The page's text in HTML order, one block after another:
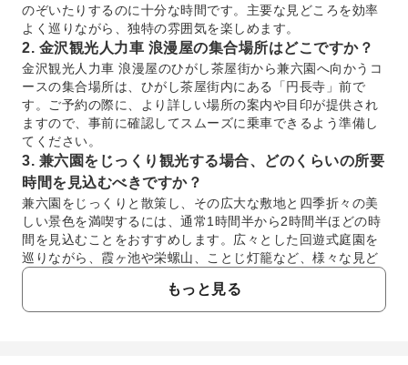
のぞいたりするのに十分な時間です。主要な見どころを効率
よく巡りながら、独特の雰囲気を楽しめます。
2. 金沢観光人力車 浪漫屋の集合場所はどこですか？
金沢観光人力車 浪漫屋のひがし茶屋街から兼六園へ向かうコ
ースの集合場所は、ひがし茶屋街内にある「円長寺」前で
す。ご予約の際に、より詳しい場所の案内や目印が提供され
ますので、事前に確認してスムーズに乗車できるよう準備し
てください。
3. 兼六園をじっくり観光する場合、どのくらいの所要
時間を見込むべきですか？
兼六園をじっくりと散策し、その広大な敷地と四季折々の美
しい景色を満喫するには、通常1時間半から2時間半ほどの時
間を見込むことをおすすめします。広々とした回遊式庭園を
巡りながら、霞ヶ池や栄螺山、ことじ灯籠など、様々な見ど
ころをゆっくりと楽しめます。
4. ひがし茶屋街では、飲食に関する特別なルールや注
意点はありますか？
もっと見る